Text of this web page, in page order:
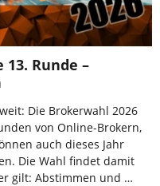
Runde –
Die Brokerwahl 2026
von Online-Brokern,
auch dieses Jahr
Die Wahl findet damit
gilt: Abstimmen und …